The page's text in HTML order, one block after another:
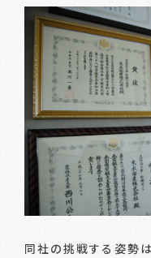
同社の挑戦する姿勢